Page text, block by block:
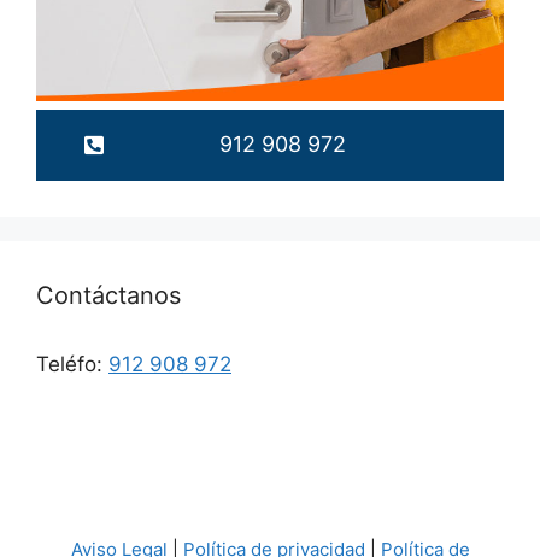
912 908 972
Contáctanos
Teléfo: 912 908 972
Aviso Legal Política de privacidad Política de